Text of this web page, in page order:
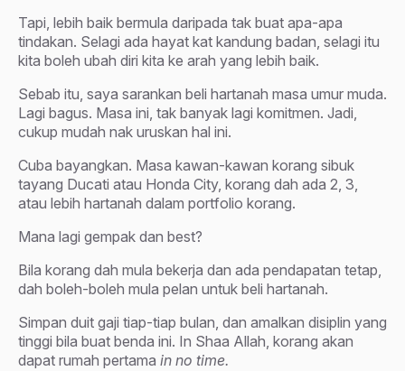
Tapi, lebih baik bermula daripada tak buat apa-apa
tindakan. Selagi ada hayat kat kandung badan, selagi itu
kita boleh ubah diri kita ke arah yang lebih baik.
Sebab itu, saya sarankan beli hartanah masa umur muda.
Lagi bagus. Masa ini, tak banyak lagi komitmen. Jadi,
cukup mudah nak uruskan hal ini.
Cuba bayangkan. Masa kawan-kawan korang sibuk
tayang Ducati atau Honda City, korang dah ada 2, 3,
atau lebih hartanah dalam portfolio korang.
Mana lagi gempak dan best?
Bila korang dah mula bekerja dan ada pendapatan tetap,
dah boleh-boleh mula pelan untuk beli hartanah.
Simpan duit gaji tiap-tiap bulan, dan amalkan disiplin yang
tinggi bila buat benda ini. In Shaa Allah, korang akan
dapat rumah pertama in no time.